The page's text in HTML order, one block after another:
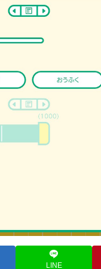
LINE